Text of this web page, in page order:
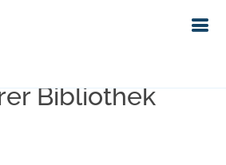
im Bestand
Bibliothek